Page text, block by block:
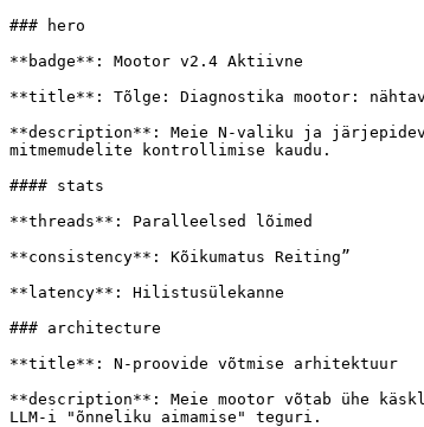
### hero
**badge**: Mootor v2.4 Aktiivne
**title**: Tõlge: Diagnostika mootor:
**description**: Meie N-valiku ja
mitmemudelite kontrollimise kaudu.
#### stats
**threads**: Paralleelsed lõimed
**consistency**: Kõikumatus Reiting”
**latency**: Hilistusülekanne
### architecture
**title**: N-proovide võtmise arhitektuur
**description**: Meie mootor võtab ühe
LLM-i "õnneliku aimamise" teguri.